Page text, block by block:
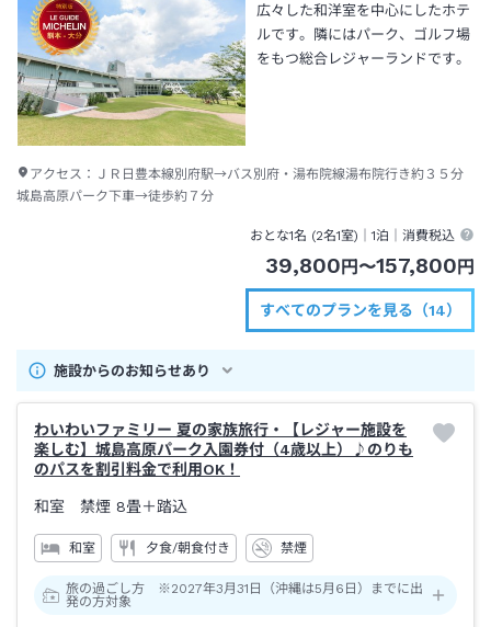
広々した和洋室を中心にしたホテ
ルです。隣にはパーク、ゴルフ場
をもつ総合レジャーランドです。
アクセス： ＪＲ日豊本線別府駅→バス別府・湯布院線湯布院行き約３５分
城島高原パーク下車→徒歩約７分
おとな1名 (2名1室)｜1泊 ｜消費税込
39,800 円 〜157,800 円
すべてのプランを見る（14）
施設からのお知らせあり
わいわいファミリー 夏の家族旅行・【レジャー施設を
楽しむ】城島高原パーク入園券付（4歳以上）♪のりも
のパスを割引料金で利用OK！
和室 禁煙 8畳＋踏込
和室 夕食/朝食付き 禁煙
旅の過ごし方 ※2027年3月31日（沖縄は5月6日）までに出
発の方対象